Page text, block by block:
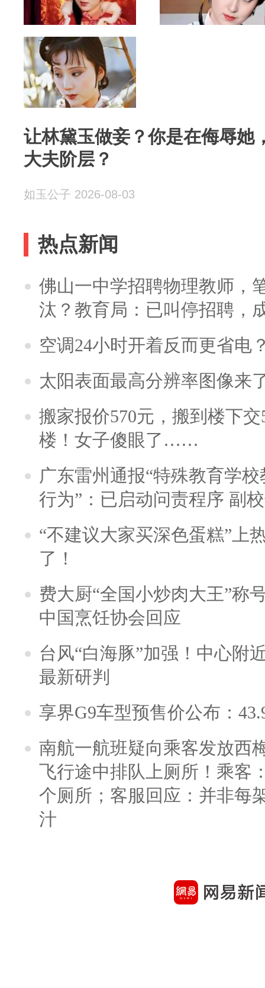
让林黛玉做妾？你是在侮辱她
大夫阶层？
如玉公子 2026-08-03
热点新闻
佛山一中学招聘物理教师，
汰？教育局：已叫停招聘，
空调24小时开着反而更省电
太阳表面最高分辨率图像来
搬家报价570元，搬到楼下
楼！女子傻眼了……
广东雷州通报“特殊教育学
行为”：已启动问责程序 副
“不建议大家买深色蛋糕”上
了！
费大厨“全国小炒肉大王”称
中国烹饪协会回应
台风“白海豚”加强！中心附
最新研判
享界G9车型预售价公布：
南航一航班疑向乘客发放西
飞行途中排队上厕所！乘客
个厕所；客服回应：并非每
汁